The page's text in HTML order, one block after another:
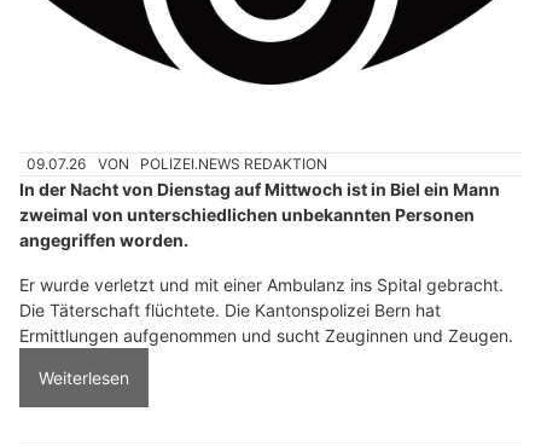
09.07.26 VON POLIZEI.NEWS REDAKTION
In der Nacht von Dienstag auf Mittwoch ist in Biel ein Mann
zweimal von unterschiedlichen unbekannten Personen
angegriffen worden.
Er wurde verletzt und mit einer Ambulanz ins Spital gebracht.
Die Täterschaft flüchtete. Die Kantonspolizei Bern hat
Ermittlungen aufgenommen und sucht Zeuginnen und Zeugen.
Weiterlesen